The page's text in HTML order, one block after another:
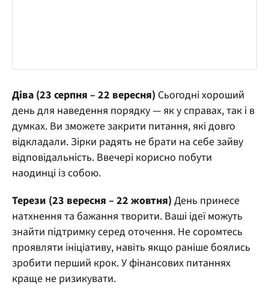
Діва (23 серпня – 22 вересня) Сьогодні хороший
день для наведення порядку — як у справах, так і в
думках. Ви зможете закрити питання, які довго
відкладали. Зірки радять не брати на себе зайву
відповідальність. Ввечері корисно побути
наодинці із собою.
Терези (23 вересня – 22 жовтня) День принесе
натхнення та бажання творити. Ваші ідеї можуть
знайти підтримку серед оточення. Не соромтесь
проявляти ініціативу, навіть якщо раніше боялись
зробити перший крок. У фінансових питаннях
краще не ризикувати.